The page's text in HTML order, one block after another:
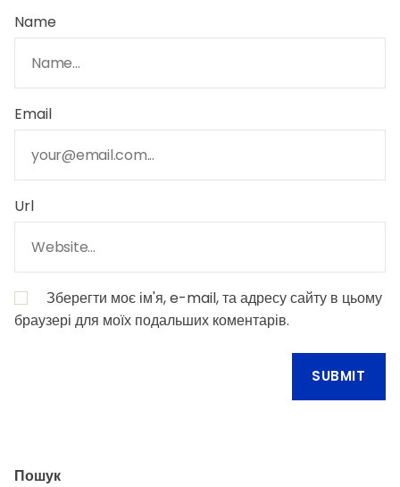
Name
Email
Url
Зберегти моє ім'я, e-mail, та адресу сайту в цьому
браузері для моїх подальших коментарів.
Пошук